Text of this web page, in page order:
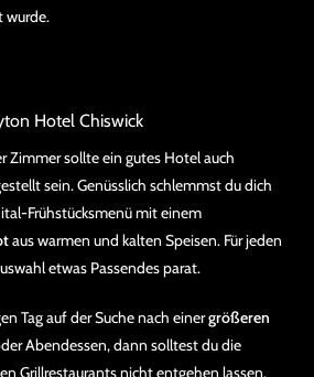
wurde.
Hotel Chiswick
Zimmer sollte ein gutes Hotel auch
sein. Genüsslich schlemmst du dich
Frühstücksmenü mit einem
aus warmen und kalten Speisen. Für jeden
etwas Passendes parat.
Tag auf der Suche nach einergrößeren
Abendessen, dann solltest du die
Grillrestaurants nicht entgehen lassen.